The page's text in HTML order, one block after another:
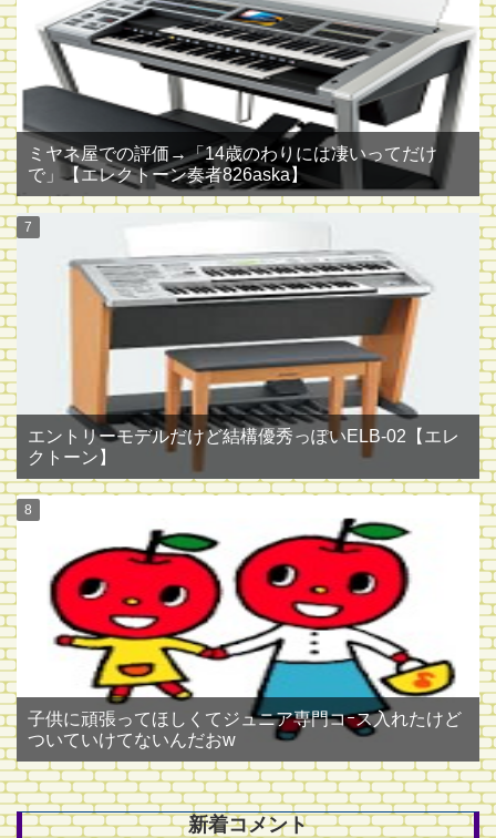
ミヤネ屋での評価→「14歳のわりには凄いってだけ
で」【エレクトーン奏者826aska】
エントリーモデルだけど結構優秀っぽいELB-02【エレ
クトーン】
子供に頑張ってほしくてジュニア専門コｰス入れたけど
ついていけてないんだおw
新着コメント